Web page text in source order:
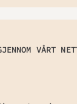
VÅRT